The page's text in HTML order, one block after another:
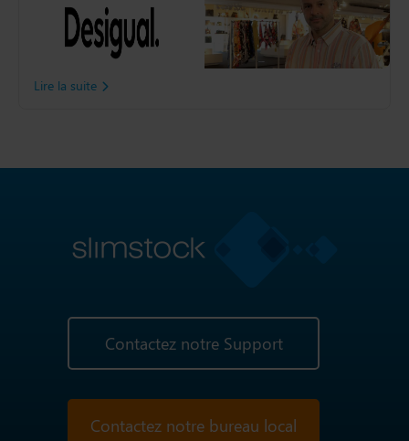
Découvrez comment
Desigual a amélioré la
disponibilité de ses produits
Lire la suite
Contactez notre Support
Contactez notre bureau local